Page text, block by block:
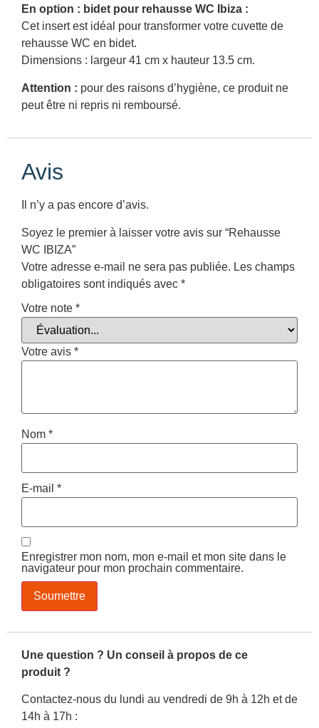
En option : bidet pour rehausse WC Ibiza :
Cet insert est idéal pour transformer votre cuvette de
rehausse WC en bidet.
Dimensions : largeur 41 cm x hauteur 13.5 cm.
Attention : pour des raisons d’hygiène, ce produit ne
peut être ni repris ni remboursé.
Avis
Il n’y a pas encore d’avis.
Soyez le premier à laisser votre avis sur “Rehausse
WC IBIZA”
Votre adresse e-mail ne sera pas publiée. Les champs
obligatoires sont indiqués avec *
Votre note *
Votre avis *
Nom *
E-mail *
Enregistrer mon nom, mon e-mail et mon site dans le
navigateur pour mon prochain commentaire.
Une question ? Un conseil à propos de ce
produit ?
Contactez-nous du lundi au vendredi de 9h à 12h et de
14h à 17h :